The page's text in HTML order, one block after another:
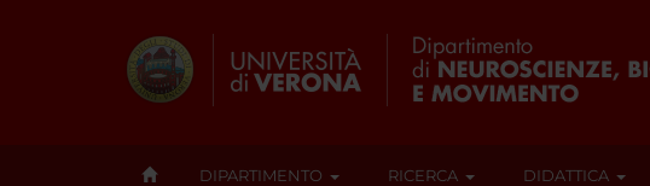
DIPARTIMENTO RICERCA DIDATTICA